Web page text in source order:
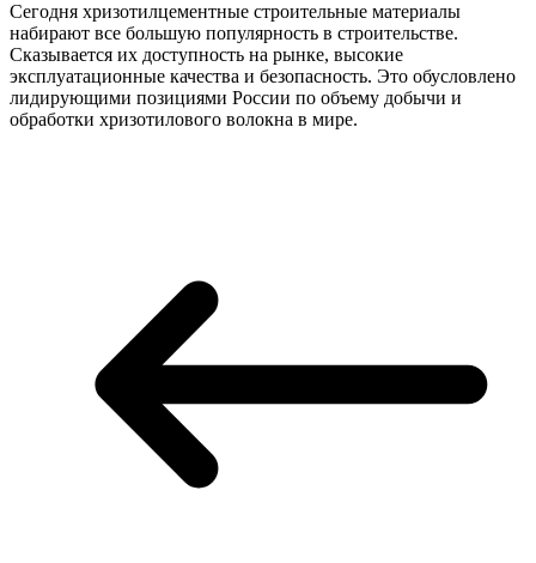
Сегодня хризотилцементные строительные материалы
набирают все большую популярность в строительстве.
Сказывается их доступность на рынке, высокие
эксплуатационные качества и безопасность. Это обусловлено
лидирующими позициями России по объему добычи и
обработки хризотилового волокна в мире.